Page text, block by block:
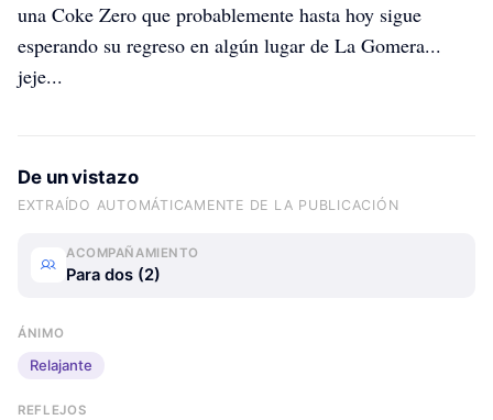
una Coke Zero que probablemente hasta hoy sigue
esperando su regreso en algún lugar de La Gomera...
jeje...
De un vistazo
EXTRAÍDO AUTOMÁTICAMENTE DE LA PUBLICACIÓN
ACOMPAÑAMIENTO
Para dos (2)
ÁNIMO
Relajante
REFLEJOS